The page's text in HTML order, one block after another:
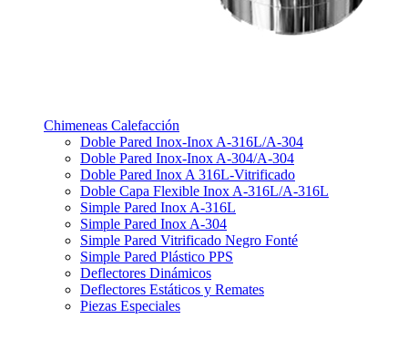
Chimeneas Calefacción
Doble Pared Inox-Inox A-316L/A-304
Doble Pared Inox-Inox A-304/A-304
Doble Pared Inox A 316L-Vitrificado
Doble Capa Flexible Inox A-316L/A-316L
Simple Pared Inox A-316L
Simple Pared Inox A-304
Simple Pared Vitrificado Negro Fonté
Simple Pared Plástico PPS
Deflectores Dinámicos
Deflectores Estáticos y Remates
Piezas Especiales